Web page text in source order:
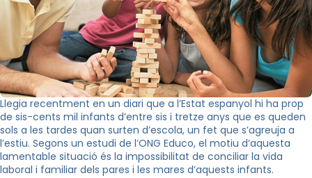
Llegia recentment en un diari que a l’Estat espanyol hi ha prop
de sis-cents mil infants d’entre sis i tretze anys que es queden
sols a les tardes quan surten d’escola, un fet que s’agreuja a
l’estiu. Segons un estudi de l’ONG Educo, el motiu d’aquesta
lamentable situació és la impossibilitat de conciliar la vida
laboral i familiar dels pares i les mares d’aquests infants.